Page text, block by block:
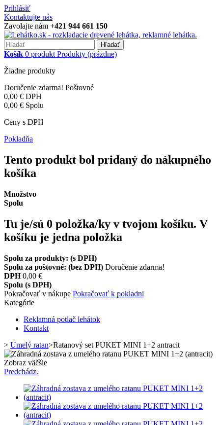
Prihlásiť
Kontaktujte nás
Zavolajte nám +421 944 661 150
Hľadať
Košík 0 produkt Produkty (prázdne)
Žiadne produkty
Doručenie zdarma! Poštovné
0,00 € DPH
0,00 € Spolu
Ceny s DPH
Pokladňa
Tento produkt bol pridaný do nákupného
košíka
Množstvo
Spolu
Tu je/sú 0 položka/ky v tvojom košíku. V
košíku je jedna položka
Spolu za produkty: (s DPH)
Spolu za poštovné: (bez DPH) Doručenie zdarma!
DPH 0,00 €
Spolu (s DPH)
Pokračovať v nákupe Pokračovať k pokladni
Kategórie
Reklamná potlač lehátok
Kontakt
> Umelý ratan>Ratanový set PUKET MINI 1+2 antracit
Zobraz väčšie
Predchádz.